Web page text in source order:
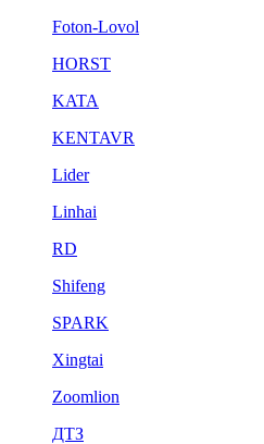
Foton-Lovol
HORST
KATA
KENTAVR
Lider
Linhai
RD
Shifeng
SPARK
Xingtai
Zoomlion
ДТЗ